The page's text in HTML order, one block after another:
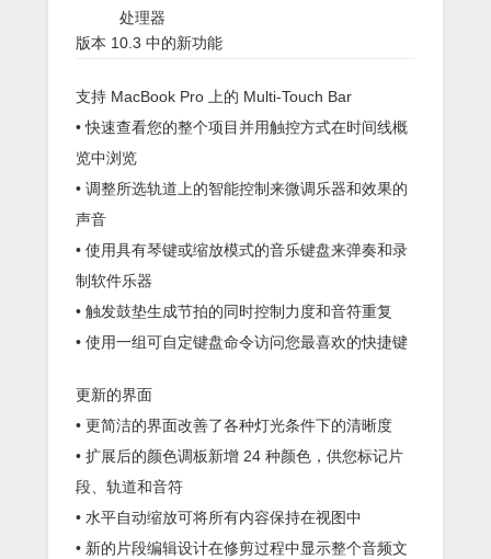
处理器
版本 10.3 中的新功能
支持 MacBook Pro 上的 Multi-Touch Bar
• 快速查看您的整个项目并用触控方式在时间线概
览中浏览
• 调整所选轨道上的智能控制来微调乐器和效果的
声音
• 使用具有琴键或缩放模式的音乐键盘来弹奏和录
制软件乐器
• 触发鼓垫生成节拍的同时控制力度和音符重复
• 使用一组可自定键盘命令访问您最喜欢的快捷键
更新的界面
• 更简洁的界面改善了各种灯光条件下的清晰度
• 扩展后的颜色调板新增 24 种颜色，供您标记片
段、轨道和音符
• 水平自动缩放可将所有内容保持在视图中
• 新的片段编辑设计在修剪过程中显示整个音频文